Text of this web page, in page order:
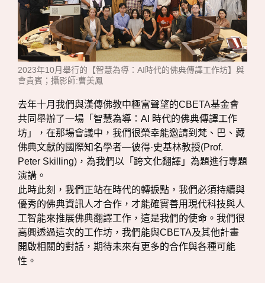
2023年10月舉行的【智慧為導：AI時代的佛典傳譯工作坊】與
會貴賓；攝影師:曹美鳳
去年十月我們與漢傳佛教中極富聲望的CBETA基金會
共同舉辦了一場「智慧為導：AI 時代的佛典傳譯工作
坊」，在那場會議中，我們很榮幸能邀請到梵、巴、藏
佛典文獻的國際知名學者—彼得·史基林教授(Prof.
Peter Skilling)，為我們以「跨文化翻譯」為題進行專題
演講。
此時此刻，我們正站在時代的轉捩點，我們必須持續與
優秀的佛典資訊人才合作，才能確實善用現代科技與人
工智能來推展佛典翻譯工作，這是我們的使命。我們很
高興透過這次的工作坊，我們能與CBETA及其他計畫
開啟相關的對話，期待未來有更多的合作與各種可能
性。